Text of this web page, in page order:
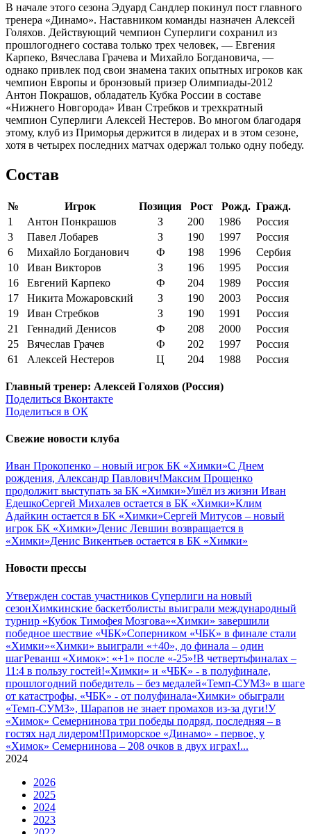
В начале этого сезона Эдуард Сандлер покинул пост главного
тренера «Динамо». Наставником команды назначен Алексей
Голяхов. Действующий чемпион Суперлиги сохранил из
прошлогоднего состава только трех человек, — Евгения
Карпеко, Вячеслава Грачева и Михайло Богдановича, —
однако привлек под свои знамена таких опытных игроков как
чемпион Европы и бронзовый призер Олимпиады-2012
Антон Покрашов, обладатель Кубка России в составе
«Нижнего Новгорода» Иван Стребков и трехкратный
чемпион Суперлиги Алексей Нестеров. Во многом благодаря
этому, клуб из Приморья держится в лидерах и в этом сезоне,
хотя в четырех последних матчах одержал только одну победу.
Состав
№ Игрок Позиция Рост Рожд. Гражд.
1
Антон Понкрашов З 200 1986
Россия
3
Павел Лобарев З 190 1997
Россия
6
Михайло Богданович Ф 198 1996
Сербия
10
Иван Викторов З 196 1995
Россия
16
Евгений Карпеко Ф 204 1989
Россия
17
Никита Можаровский З 190 2003
Россия
19
Иван Стребков З 190 1991
Россия
21
Геннадий Денисов Ф 208 2000
Россия
25
Вячеслав Грачев Ф 202 1997
Россия
61
Алексей Нестеров Ц 204 1988 Россия
Главный тренер: Алексей Голяхов (Россия)
Поделиться Вконтакте
Поделиться в ОК
Свежие новости клуба
Иван Прокопенко – новый игрок БК «Химки»С Днем
рождения, Александр Павлович!Максим Прощенко
продолжит выступать за БК «Химки»Ушёл из жизни Иван
ЕдешкоСергей Михалев остается в БК «Химки»Клим
Адайкин остается в БК «Химки»Сергей Митусов – новый
игрок БК «Химки»Денис Левшин возвращается в
«Химки»Денис Викентьев остается в БК «Химки»
Новости прессы
Утвержден состав участников Cуперлиги на новый
сезонХимкинские баскетболисты выиграли международный
турнир «Кубок Тимофея Мозгова»«Химки» завершили
победное шествие «ЧБК»Соперником «ЧБК» в финале стали
«Химки»«Химки» выиграли «+40», до финала – один
шагРеванш «Химок»: «+1» после «-25»!В четвертьфиналах –
11:4 в пользу гостей!«Химки» и «ЧБК» - в полуфинале,
прошлогодний победитель – без медалей«Темп-СУМЗ» в шаге
от катастрофы, «ЧБК» - от полуфинала«Химки» обыграли
«Темп-СУМЗ», Шарапов не знает промахов из-за дуги!У
«Химок» Семернинова три победы подряд, последняя – в
гостях над лидером!Приморское «Динамо» - первое, у
«Химок» Семернинова – 208 очков в двух играх!...
2024
2026
2025
2024
2023